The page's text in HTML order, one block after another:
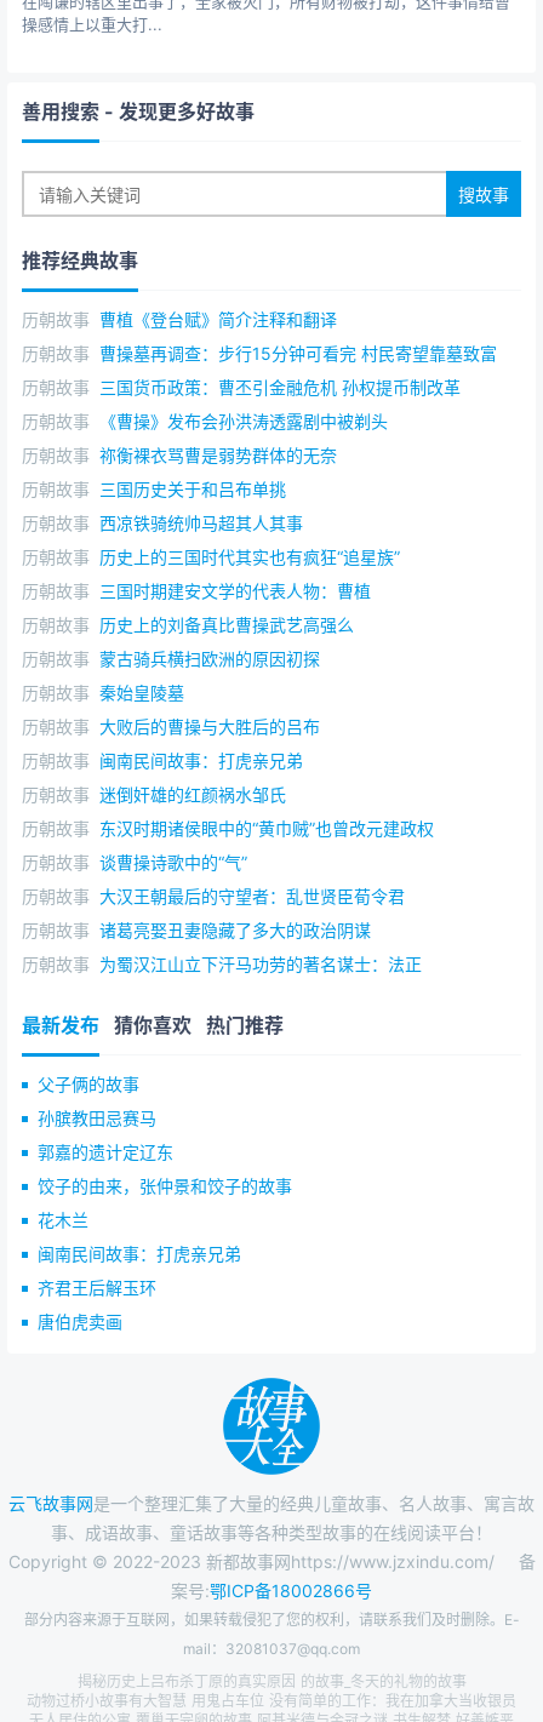
操感情上以重大打...
善用搜索 - 发现更多好故事
推荐经典故事
历朝故事 曹植《登台赋》简介注释和翻译
历朝故事 曹操墓再调查：步行15分钟可看完 村民寄望靠墓致富
历朝故事 三国货币政策：曹丕引金融危机 孙权提币制改革
历朝故事
《曹操》发布会孙洪涛透露剧中被剃头
历朝故事 祢衡裸衣骂曹是弱势群体的无奈
历朝故事 三国历史关于和吕布单挑
历朝故事 西凉铁骑统帅马超其人其事
历朝故事 历史上的三国时代其实也有疯狂“追星族”
历朝故事 三国时期建安文学的代表人物：曹植
历朝故事 历史上的刘备真比曹操武艺高强么
历朝故事 蒙古骑兵横扫欧洲的原因初探
历朝故事 秦始皇陵墓
历朝故事 大败后的曹操与大胜后的吕布
历朝故事 闽南民间故事：打虎亲兄弟
历朝故事 迷倒奸雄的红颜祸水邹氏
历朝故事 东汉时期诸侯眼中的“黄巾贼”也曾改元建政权
历朝故事 谈曹操诗歌中的“气”
历朝故事 大汉王朝最后的守望者：乱世贤臣荀令君
历朝故事 诸葛亮娶丑妻隐藏了多大的政治阴谋
历朝故事 为蜀汉江山立下汗马功劳的著名谋士：法正
最新发布 猜你喜欢 热门推荐
父子俩的故事
孙膑教田忌赛马
郭嘉的遗计定辽东
饺子的由来，张仲景和饺子的故事
花木兰
闽南民间故事：打虎亲兄弟
齐君王后解玉环
唐伯虎卖画
云飞故事网是一个整理汇集了大量的经典儿童故事、名人故事、寓言故
事、成语故事、童话故事等各种类型故事的在线阅读平台！
Copyright © 2022-2023 新都故事网https://www.jzxindu.com/
备
案号:鄂ICP备18002866号
部分内容来源于互联网，如果转载侵犯了您的权利，请联系我们及时删除。E-
mail：32081037@qq.com
揭秘历史上吕布杀丁原的真实原因 的故事_冬天的礼物的故事
动物过桥小故事有大智慧 用鬼占车位 没有简单的工作：我在加拿大当收银员